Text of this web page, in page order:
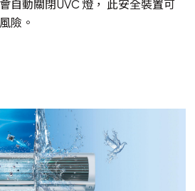
自動關閉UVC 燈， 此安全裝置可
險。